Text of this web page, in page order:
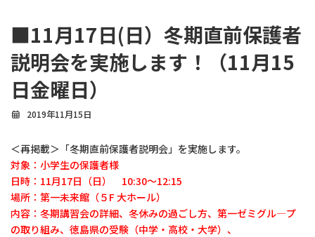
■11月17日(日）冬期直前保護者
説明会を実施します！（11月15
日金曜日）
2019年11月15日
＜再掲載＞「冬期直前保護者説明会」を実施します。
対象：小学生の保護者様
日時：11月17日（日） 10:30～12:15
場所：第一未来館（５F 大ホール）
内容：冬期講習会の詳細、冬休みの過ごし方、第一ゼミグル―プ
の取り組み、徳島県の受験（中学・高校・大学）、